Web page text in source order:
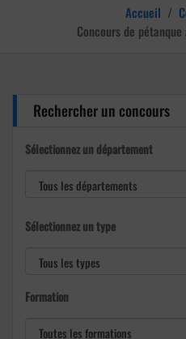
Accueil /
Concours de
Rechercher un concours
Sélectionnez un département
Sélectionnez un type
Formation